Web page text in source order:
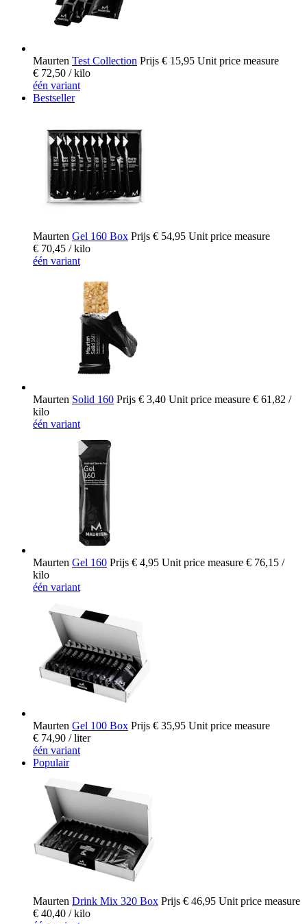
Maurten Test Collection Prijs € 15,95 Unit price measure
€ 72,50 / kilo
één variant
Bestseller
Maurten Gel 160 Box Prijs € 54,95 Unit price measure
€ 70,45 / kilo
één variant
Maurten Solid 160 Prijs € 3,40 Unit price measure € 61,82 /
kilo
één variant
Maurten Gel 160 Prijs € 4,95 Unit price measure € 76,15 /
kilo
één variant
Maurten Gel 100 Box Prijs € 35,95 Unit price measure
€ 74,90 / liter
één variant
Populair
Maurten Drink Mix 320 Box Prijs € 46,95 Unit price measure
€ 40,40 / kilo